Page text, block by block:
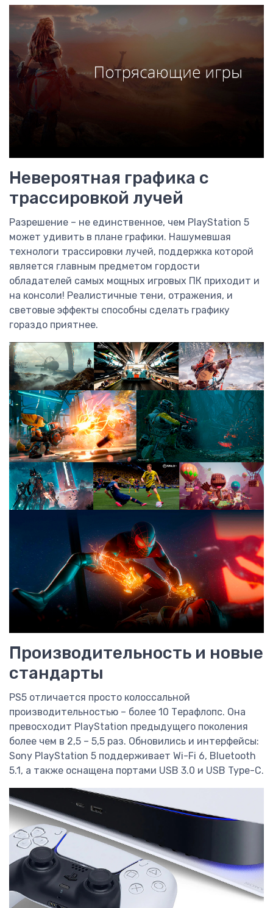
Невероятная графика с
трассировкой лучей
Разрешение – не единственное, чем PlayStation 5
может удивить в плане графики. Нашумевшая
технологи трассировки лучей, поддержка которой
является главным предметом гордости
обладателей самых мощных игровых ПК приходит и
на консоли! Реалистичные тени, отражения, и
световые эффекты способны сделать графику
гораздо приятнее.
Производительность и новые
стандарты
PS5 отличается просто колоссальной
производительностью – более 10 Терафлопс. Она
превосходит PlayStation предыдущего поколения
более чем в 2,5 – 5,5 раз. Обновились и интерфейсы:
Sony PlayStation 5 поддерживает Wi-Fi 6, Bluetooth
5.1, а также оснащена портами USB 3.0 и USB Type-C.